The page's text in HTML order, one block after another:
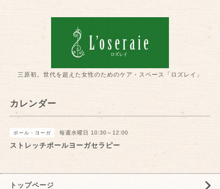
三原初。世代を超えた女性のためのケア・スペース「ロズレイ」
カレンダー
ポール・ヨーガ 毎週水曜日 10:30～12:00
ストレッチポールヨーガセラピー
トップページ